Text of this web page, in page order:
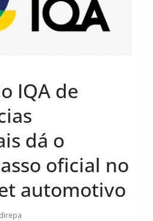
IQA de
dá o
oficial no
automotivo